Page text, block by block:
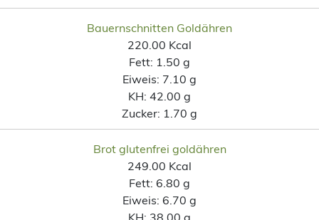
Bauernschnitten Goldähren
220.00 Kcal
Fett: 1.50 g
Eiweis: 7.10 g
KH: 42.00 g
Zucker: 1.70 g
Brot glutenfrei goldähren
249.00 Kcal
Fett: 6.80 g
Eiweis: 6.70 g
KH: 38.00 g